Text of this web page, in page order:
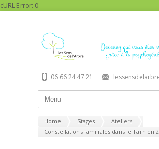
cURL Error: 0
06 66 24 47 21
Home Stages
Ateliers
Constellations familiales dans le Tarn en